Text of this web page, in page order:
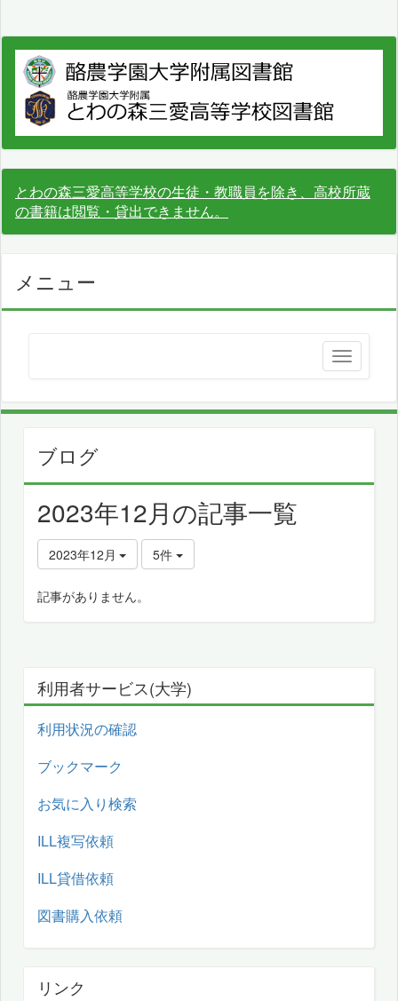
とわの森三愛高等学校の生徒・教職員を除き、高校所蔵
の書籍は閲覧・貸出できません。
メニュー
ブログ
2023年12月の記事一覧
2023年12月 5件
記事がありません。
利用者サービス(大学)
利用状況の確認
ブックマーク
お気に入り検索
ILL複写依頼
ILL貸借依頼
図書購入依頼
リンク